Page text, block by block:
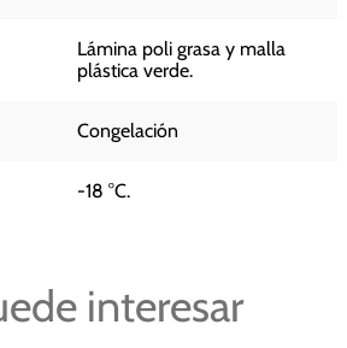
Lámina poli grasa y malla
plástica verde.
Congelación
-18 °C.
interesar